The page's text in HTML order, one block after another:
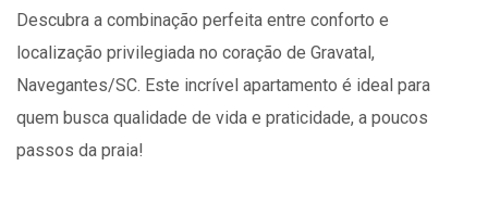
Descubra a combinação perfeita entre conforto e
localização privilegiada no coração de Gravatal,
Navegantes/SC. Este incrível apartamento é ideal para
quem busca qualidade de vida e praticidade, a poucos
passos da praia!